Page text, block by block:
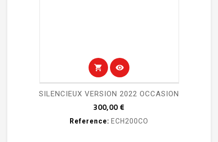
shopping_cart visibility
SILENCIEUX VERSION 2022 OCCASION
300,00 €
Reference: ECH200CO